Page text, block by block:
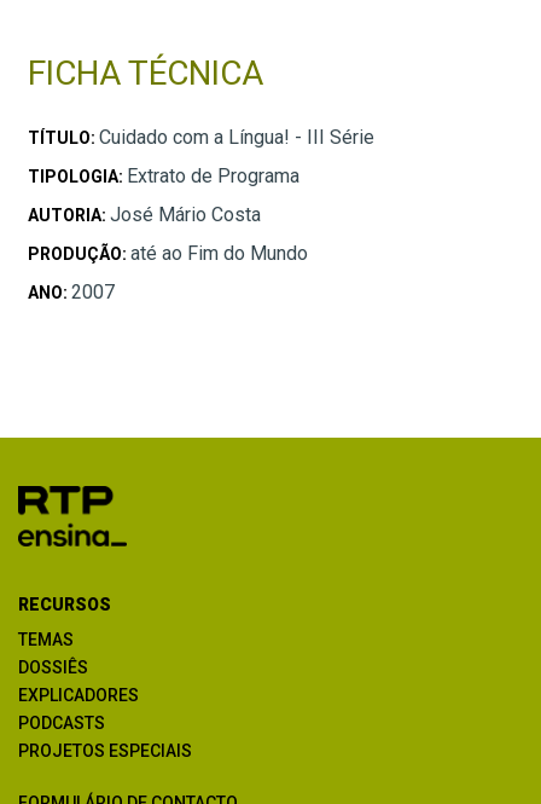
FICHA TÉCNICA
TÍTULO: Cuidado com a Língua! - III Série
TIPOLOGIA: Extrato de Programa
AUTORIA: José Mário Costa
PRODUÇÃO: até ao Fim do Mundo
ANO: 2007
RECURSOS
TEMAS
DOSSIÊS
EXPLICADORES
PODCASTS
PROJETOS ESPECIAIS